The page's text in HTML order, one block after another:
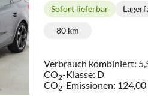
Lieferzeit:
Sofort lieferbar
Kilometerstand:
80 km
Verbrauch kombiniert:
CO2-Klasse: D
CO2-Emissionen: